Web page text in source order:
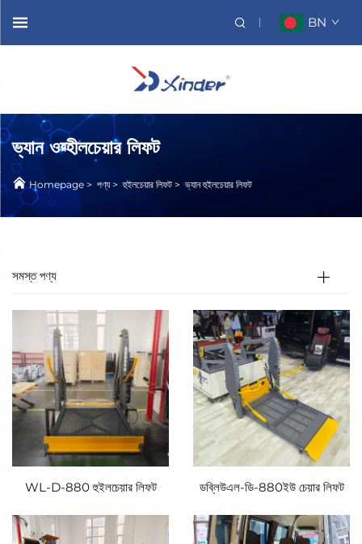
BN
ভ্যান ওয়্হীলচেয়ার লিফট
Homepage > পণ্য>হুইলচেয়ার লিফট >ভ্যান হুইলচেয়ার লিফট
সমস্ত পণ্য
WL-D-880 হুইলচেয়ার লিফট ডব্লিউএল-ডি-880ইউ চেয়ার লিফট